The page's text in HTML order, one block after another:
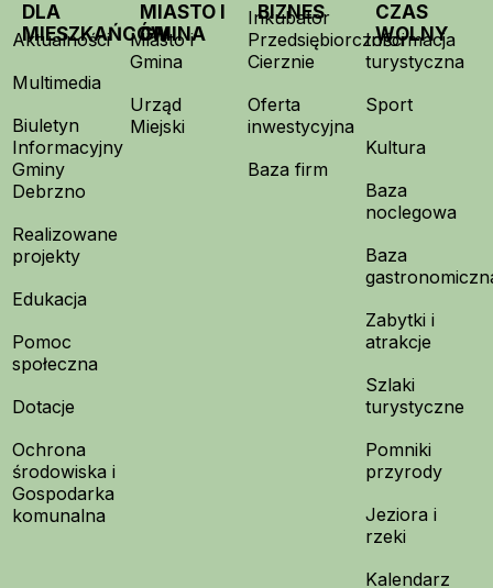
DLA
MIESZKAŃCÓW
Aktualności
Multimedia
Biuletyn
Informacyjny
Gminy
Debrzno
Realizowane
projekty
Edukacja
Pomoc
społeczna
Dotacje
Ochrona
środowiska i
Gospodarka
komunalna
MIASTO I
GMINA
Miasto i
Gmina
Urząd
Miejski
BIZNES
Inkubator
Przedsiębiorczości
Cierznie
Oferta
inwestycyjna
Baza firm
CZAS
WOLNY
Informacja
turystyczna
Sport
Kultura
Baza
noclegowa
Baza
Zabytki i
atrakcje
Szlaki
turystyczne
Pomniki
przyrody
Jeziora i
rzeki
Kalendarz